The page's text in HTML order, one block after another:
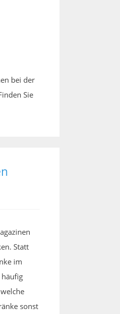
bei der
Sie
Statt
im
sonst